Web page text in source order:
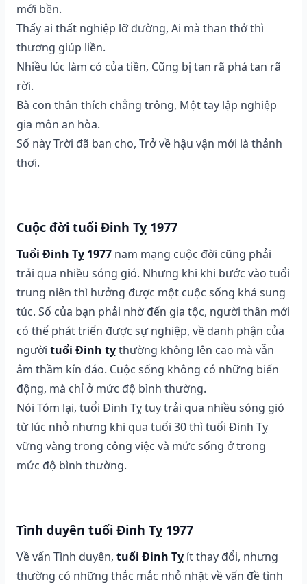
mới bền.
Thấy ai thất nghiệp lỡ đường, Ai mà than thở thì
thương giúp liền.
Nhiều lúc làm có của tiền, Cũng bị tan rã phá tan rã
rời.
Bà con thân thích chẳng trông, Một tay lập nghiệp
gia môn an hòa.
Số này Trời đã ban cho, Trở về hậu vận mới là thảnh
thơi.
Cuộc đời tuổi Đinh Tỵ 1977
Tuổi Đinh Tỵ 1977 nam mạng cuộc đời cũng phải
trải qua nhiều sóng gió. Nhưng khi khi bước vào tuổi
trung niên thì hưởng được một cuộc sống khá sung
túc. Số của bạn phải nhờ đến gia tộc, người thân mới
có thể phát triển được sự nghiệp, về danh phận của
người tuổi Đinh tỵthường không lên cao mà vẫn
âm thầm kín đáo. Cuộc sống không có những biến
động, mà chỉ ở mức độ bình thường.
Nói Tóm lại, tuổi Đinh Tỵ tuy trải qua nhiều sóng gió
từ lúc nhỏ nhưng khi qua tuổi 30 thì tuổi Đinh Tỵ
vững vàng trong công việc và mức sống ở trong
mức độ bình thường.
Tình duyên tuổi Đinh Tỵ 1977
Về vấn Tình duyên, tuổi Đinh Tỵ ít thay đổi, nhưng
thường có những thắc mắc nhỏ nhặt về vấn đề tình